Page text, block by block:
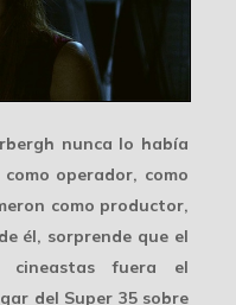
nunca lo había
operador, como
como productor,
él, sorprende que el
cineastas fuera el
del Super 35 sobre